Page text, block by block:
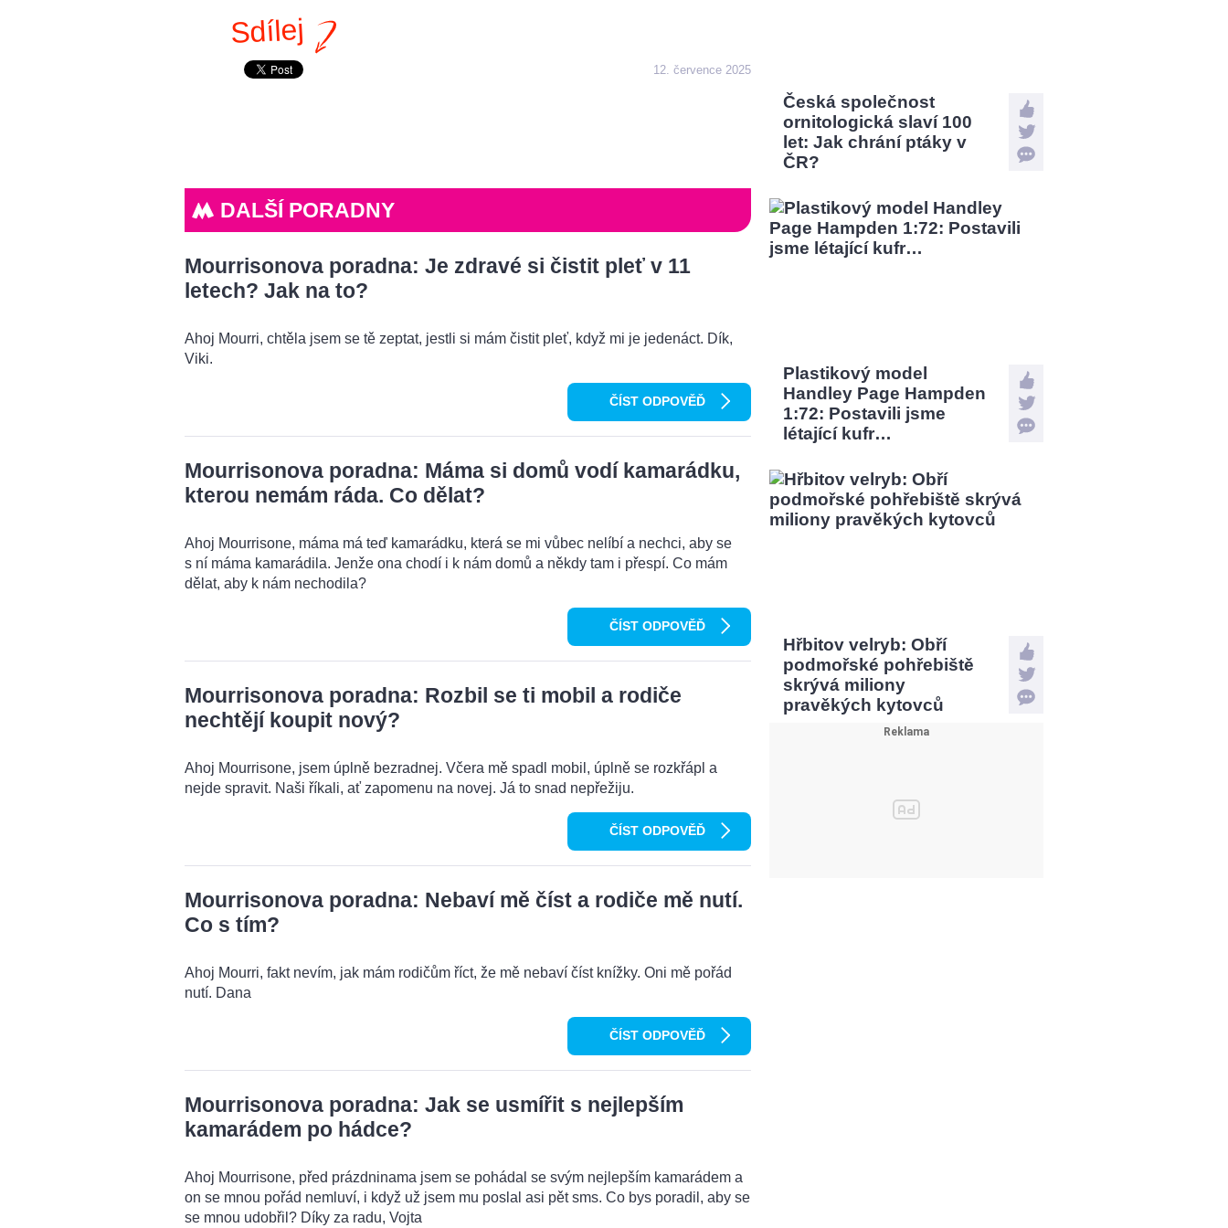
Sdílej
12. července 2025
DALŠÍ PORADNY
Mourrisonova poradna: Je zdravé si čistit pleť v 11
letech? Jak na to?
Ahoj Mourri, chtěla jsem se tě zeptat, jestli si mám čistit pleť, když mi je jedenáct. Dík,
Viki.
ČÍST ODPOVĚĎ
Mourrisonova poradna: Máma si domů vodí kamarádku,
kterou nemám ráda. Co dělat?
Ahoj Mourrisone, máma má teď kamarádku, která se mi vůbec nelíbí a nechci, aby se
s ní máma kamarádila. Jenže ona chodí i k nám domů a někdy tam i přespí. Co mám
dělat, aby k nám nechodila?
ČÍST ODPOVĚĎ
Mourrisonova poradna: Rozbil se ti mobil a rodiče
nechtějí koupit nový?
Ahoj Mourrisone, jsem úplně bezradnej. Včera mě spadl mobil, úplně se rozkřápl a
nejde spravit. Naši říkali, ať zapomenu na novej. Já to snad nepřežiju.
ČÍST ODPOVĚĎ
Mourrisonova poradna: Nebaví mě číst a rodiče mě nutí.
Co s tím?
Ahoj Mourri, fakt nevím, jak mám rodičům říct, že mě nebaví číst knížky. Oni mě pořád
nutí. Dana
ČÍST ODPOVĚĎ
Mourrisonova poradna: Jak se usmířit s nejlepším
kamarádem po hádce?
Ahoj Mourrisone, před prázdninama jsem se pohádal se svým nejlepším kamarádem a
on se mnou pořád nemluví, i když už jsem mu poslal asi pět sms. Co bys poradil, aby se
se mnou udobřil? Díky za radu, Vojta
Česká společnost
ornitologická slaví 100
let: Jak chrání ptáky v
ČR?
Plastikový model
Handley Page Hampden
1:72: Postavili jsme
létající kufr…
Hřbitov velryb: Obří
podmořské pohřebiště
skrývá miliony
pravěkých kytovců